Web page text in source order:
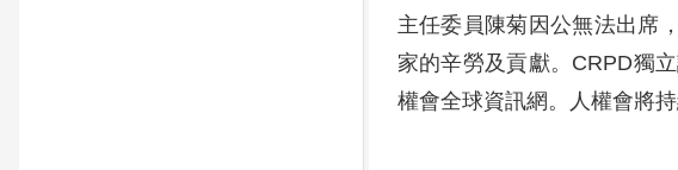
主任委員陳菊因公無法出席
家的辛勞及貢獻。CRPD獨
權會全球資訊網。人權會將